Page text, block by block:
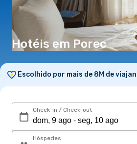
Hotéis em Porec
Escolhido por mais de 8M de
Check-in / Check-out
Hóspedes